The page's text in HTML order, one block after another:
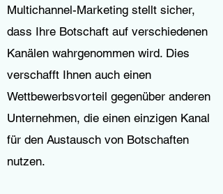
Multichannel-Marketing stellt sicher,
dass Ihre Botschaft auf verschiedenen
Kanälen wahrgenommen wird. Dies
verschafft Ihnen auch einen
Wettbewerbsvorteil gegenüber anderen
Unternehmen, die einen einzigen Kanal
für den Austausch von Botschaften
nutzen.